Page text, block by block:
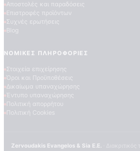
ΠΟΙΟΤΗΤΕΣ ΤΑΠΕΤΣΑΡΙΩΝ
ΕΠΕΞΗΓΗΣΗ ΣΥΜΒΟΛΩΝ
Αποστολές και παραδόσεις
Επιστροφές προϊόντων
Συχνές ερωτήσεις
Blog
ΝΟΜΙΚΈΣ ΠΛΗΡΟΦΟΡΊΕΣ
Στοιχεία επιχείρησης
Όροι και Προϋποθέσεις
Δικαίωμα υπαναχώρησης
Έντυπο υπαναχώρησης
Πολιτική απορρήτου
Πολιτική Cookies
Zervoudakis Evangelos & Sia E.E.